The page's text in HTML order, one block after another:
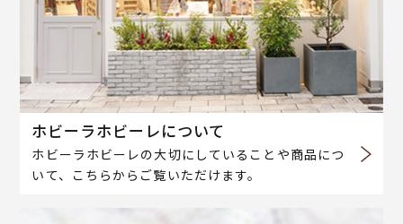
ホビーラホビーレについて
ホビーラホビーレの大切にしていることや商品につ
いて、こちらからご覧いただけます。